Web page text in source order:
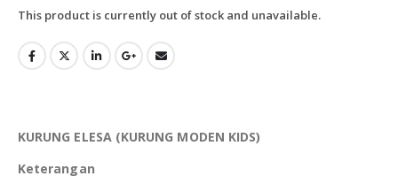
This product is currently out of stock and unavailable.
KURUNG ELESA (KURUNG MODEN KIDS)
Keterangan